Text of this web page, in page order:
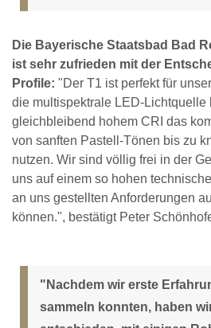
Die Bayerische Staatsbad Bad
ist sehr zufrieden mit der
Profile: "Der T1 ist perfekt für
die multispektrale LED-Lichtquelle
gleichbleibend hohem CRI das
von sanften Pastell-Tönen bis zu
nutzen. Wir sind völlig frei in der
uns auf einem so hohen
an uns gestellten Anforderungen
können.", bestätigt Peter
"Nachdem wir erste
sammeln konnten, haben